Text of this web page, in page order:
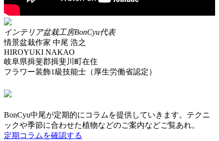
インテリア盆栽工房BonCyu代表
情景盆栽作家 中尾 浩之
HIROYUKI NAKAO
岐阜県揖斐郡揖斐川町在住
フラワー装飾1級技能士（厚生労働省認定）
BonCyu中尾が定期的にコラムを提供していきます。テクニ
ックや季節に合わせた植物などのご案内などご覧あれ。
定期コラムを確認する